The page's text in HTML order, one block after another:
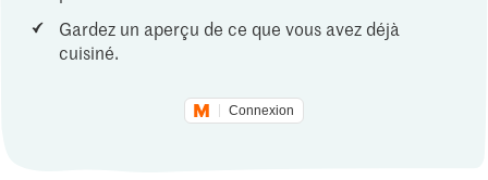
Gardez un aperçu de ce que vous avez déjà
cuisiné.
Connexion